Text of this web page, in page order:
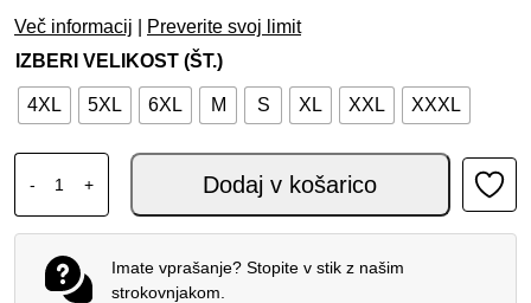
Več informacij
Preverite svoj limit
IZBERI VELIKOST (ŠT.)
4XL 5XL 6XL M S XL XXL XXXL
-
JOPA RUSTY STITCHES-TOMMY KOMPLET
+ Dodaj v košarico
Imate vprašanje? Stopite v stik z našim
strokovnjakom.